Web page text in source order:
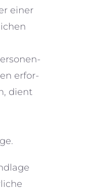
einer
erfor­
dient